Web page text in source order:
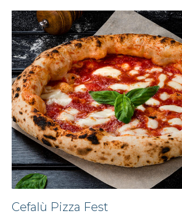
Cefalù Pizza Fest